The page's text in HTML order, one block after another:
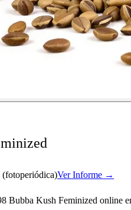
(fotoperiódica)Ver Informe →
Bubba Kush Feminized online